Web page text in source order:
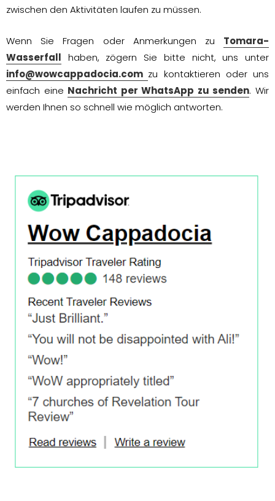
zwischen den Aktivitäten laufen zu müssen.
Wenn Sie Fragen oder Anmerkungen zu Tomara-
Wasserfall haben, zögern Sie bitte nicht, uns unter
info@wowcappadocia.com zu kontaktieren oder uns
einfach eine Nachricht per WhatsApp zu senden. Wir
werden Ihnen so schnell wie möglich antworten.